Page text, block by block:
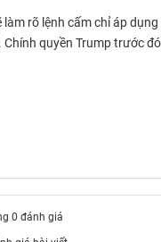
làm rõ lệnh cấm chỉ áp
quyền Trump trước
0 đánh giá